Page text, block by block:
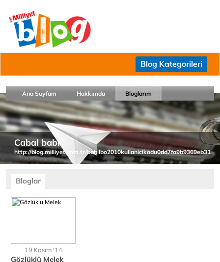
Blog Kategorileri
Ana Sayfam Hakkımda Bloglarım
Cabal babil
http://blog.milliyet.com.tr/babilbo2010kullanicikodu0dd7fa9b9369eb31
Bloglar
19 Kasım '14
Gözlüklü Melek